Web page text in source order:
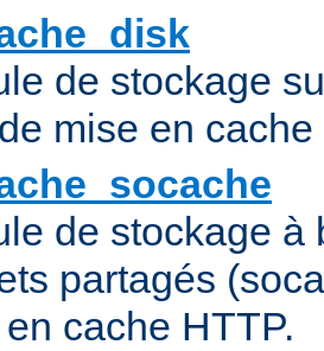
de stockage
mise en cache
de stockage à
partagés
cache HTTP.